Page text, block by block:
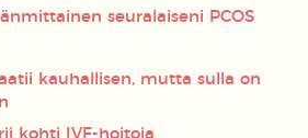
seuralaiseni PCOS
kauhallisen, mutta sulla on
kohti IVF-hoitoja